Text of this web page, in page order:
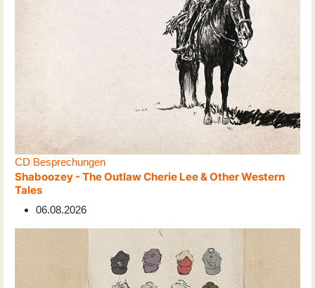
CD Besprechungen
Shaboozey - The Outlaw Cherie Lee & Other Western
Tales
06.08.2026